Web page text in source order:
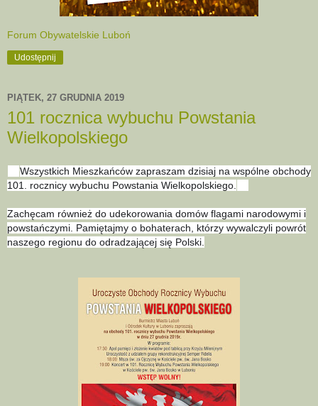
Forum Obywatelskie Luboń
Udostępnij
PIĄTEK, 27 GRUDNIA 2019
101 rocznica wybuchu Powstania
Wielkopolskiego
🇵🇱
Wszystkich Mieszkańców zapraszam dzisiaj na wspólne obchody
101. rocznicy wybuchu Powstania Wielkopolskiego.
Zachęcam również do udekorowania domów flagami narodowymi i
powstańczymi. Pamiętajmy o bohaterach, którzy wywalczyli powrót
naszego regionu do odradzającej się Polski.